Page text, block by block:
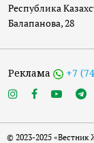
Республика
Балапанова, 28
Реклама +7
© 2023-2025 «Вестник